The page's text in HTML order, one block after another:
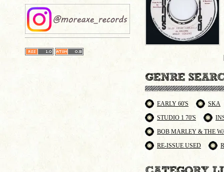
EARLY 60'S
SKA
STUDIO 1 70'S
BOB MARLEY & THE
RE-ISSUE USED